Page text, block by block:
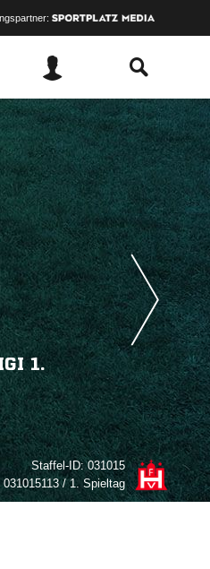
1.
Staffel-ID:031015
031015113 / 1. Spieltag